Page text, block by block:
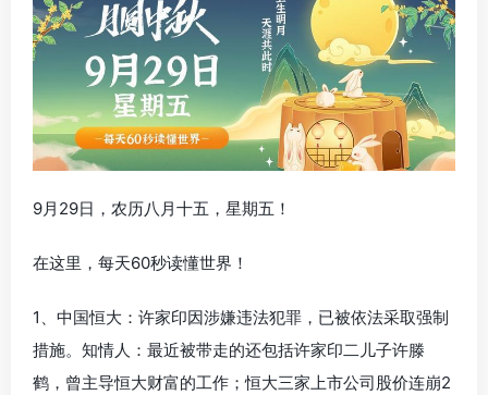
9月29日，农历八月十五，星期五！
在这里，每天60秒读懂世界！
1、中国恒大：许家印因涉嫌违法犯罪，已被依法采取强制
措施。知情人：最近被带走的还包括许家印二儿子许滕
鹤，曾主导恒大财富的工作；恒大三家上市公司股价连崩2